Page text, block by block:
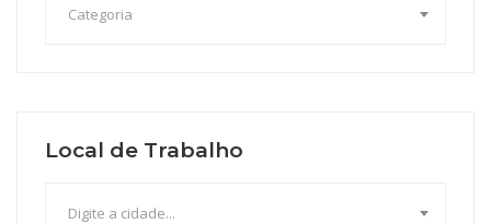
Categoria
Local de Trabalho
Digite a cidade...